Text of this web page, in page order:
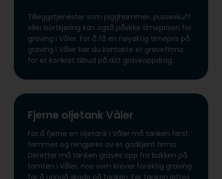
Tilleggstjenester som pigghammer, pusseskuff
eller bortkjøring kan også påvirke timeprisen for
graving i Våler. For å få en nøyaktig timepris på
graving i Våler bør du kontakte et gravefirma
for et konkret tilbud på ditt graveoppdrag.
Fjerne oljetank Våler
For å fjerne en oljetank i Våler må tanken først
tømmes og rengjøres av et godkjent firma.
Deretter må tanken graves opp fra bakken på
tomten i Våler, noe som krever forsiktig graving
for å unngå skade på tanken. Før tanken løftes